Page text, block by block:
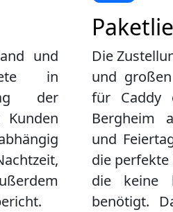
Die
und
für Caddy
Bergheim
und
die perfekte
die keine
benötigt.
und
in
der